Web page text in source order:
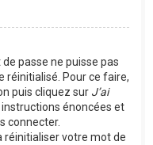
passe ne puisse pas
réinitialisé. Pour ce faire,
puis cliquez sur J’ai
instructions énoncées et
connecter.
réinitialiser votre mot de